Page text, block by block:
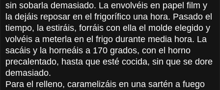
sin sobarla demasiado. La envolvéis en papel film y
la dejáis reposar en el frigorífico una hora. Pasado el
tiempo, la estiráis, forráis con ella el molde elegido y
volvéis a meterla en el frigo durante media hora. La
sacáis y la horneáis a 170 grados, con el horno
precalentado, hasta que esté cocida, sin que se dore
demasiado.
Para el relleno, caramelizáis en una sartén a fuego